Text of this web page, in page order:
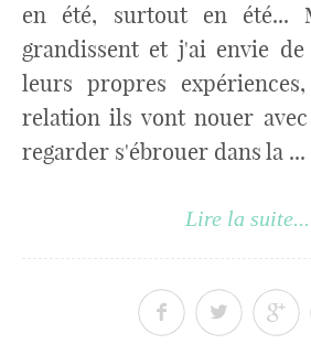
en été, surtout en été...
grandissent et j'ai envie
leurs propres
relation ils vont nouer
regarder s'ébrouer dans la ...
Lire la suite...